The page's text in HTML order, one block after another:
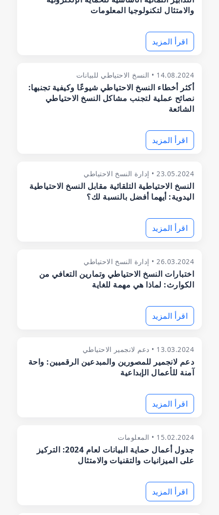
والامتثال لتكنولوجيا المعلومات
اقرأ المزيد
14.08.2024 • النسخ الاحتياطي للبيانات
أكثر أخطاء النسخ الاحتياطي شيوعًا وكيفية تجنبها:
نصائح عملية لتجنب مشاكل النسخ الاحتياطي
الشائعة
اقرأ المزيد
23.05.2024 • إدارة النسخ الاحتياطي
النسخ الاحتياطية التلقائية مقابل النسخ الاحتياطية
اليدوية: أيهما أفضل بالنسبة لك؟
اقرأ المزيد
26.03.2024 • إدارة النسخ الاحتياطي
اختبارات النسخ الاحتياطي وتمارين التعافي من
الكوارث: لماذا هي مهمة للغاية
اقرأ المزيد
13.03.2024 • دعم لانجمير الاحتياطي
دعم لانجمير للمصورين والمبدعين الرقميين: واحة
آمنة للأعمال الإبداعية
اقرأ المزيد
15.02.2024 • المعلومات
جدول أعمال حماية البيانات لعام 2024: التركيز
على الميزانيات والتقنيات والامتثال
اقرأ المزيد